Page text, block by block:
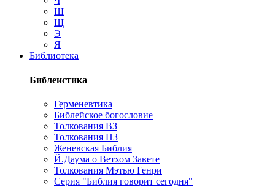
Ш
Щ
Э
Я
Библиотека
Библеистика
Герменевтика
Библейское богословие
Толкования ВЗ
Толкования НЗ
Женевская Библия
Й.Даума о Ветхом Завете
Толкования Мэтью Генри
Серия "Библия говорит сегодня"